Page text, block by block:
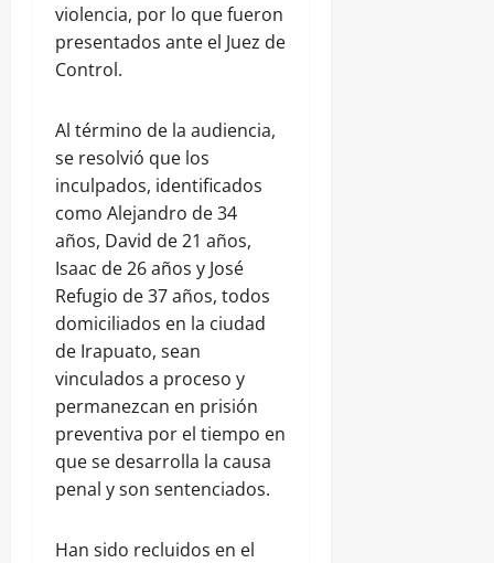
violencia, por lo que fueron
presentados ante el Juez de
Control.
Al término de la audiencia,
se resolvió que los
inculpados, identificados
como Alejandro de 34
años, David de 21 años,
Isaac de 26 años y José
Refugio de 37 años, todos
domiciliados en la ciudad
de Irapuato, sean
vinculados a proceso y
permanezcan en prisión
preventiva por el tiempo en
que se desarrolla la causa
penal y son sentenciados.
Han sido recluidos en el